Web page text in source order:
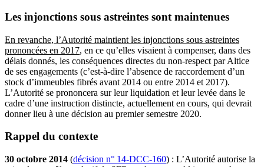
Les injonctions sous astreintes sont maintenues
En revanche, l’Autorité maintient les injonctions sous astreintes
prononcées en 2017, en ce qu’elles visaient à compenser, dans des
délais donnés, les conséquences directes du non-respect par Altice
de ses engagements (c’est-à-dire l’absence de raccordement d’un
stock d’immeubles fibrés avant 2014 ou entre 2014 et 2017).
L’Autorité se prononcera sur leur liquidation et leur levée dans le
cadre d’une instruction distincte, actuellement en cours, qui devrait
donner lieu à une décision au premier semestre 2020.
Rappel du contexte
30 octobre 2014 (décision n° 14‑DCC‑160) : L’Autorité autorise la